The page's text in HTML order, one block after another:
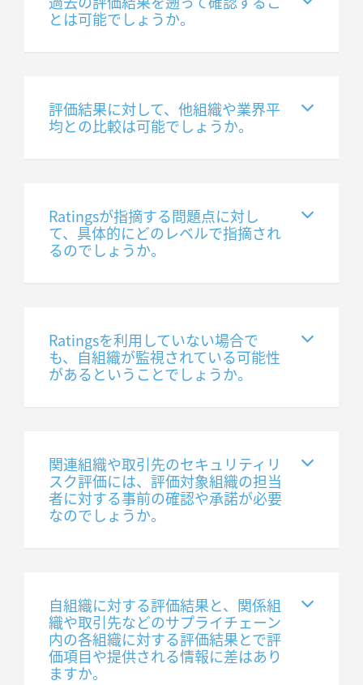
とは可能でしょうか。
評価結果に対して、他組織や業界平
均との比較は可能でしょうか。
Ratingsが指摘する問題点に対し
て、具体的にどのレベルで指摘され
るのでしょうか。
Ratingsを利用していない場合で
も、自組織が監視されている可能性
があるということでしょうか。
関連組織や取引先のセキュリティリ
スク評価には、評価対象組織の担当
者に対する事前の確認や承諾が必要
なのでしょうか。
自組織に対する評価結果と、関係組
織や取引先などのサプライチェーン
内の各組織に対する評価結果とで評
価項目や提供される情報に差はあり
ますか。